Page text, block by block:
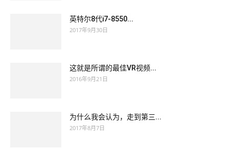
英特尔8代i7-8550...
2017年9月30日
这就是所谓的最佳VR视频...
2016年9月21日
为什么我会认为，走到第三...
2017年8月7日